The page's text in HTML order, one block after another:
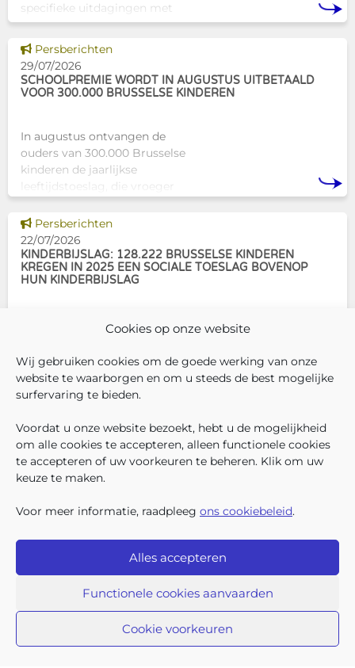
Cookies op onze website
Wij gebruiken cookies om de goede werking van onze
website te waarborgen en om u steeds de best mogelijke
surfervaring te bieden.
Voordat u onze website bezoekt, hebt u de mogelijkheid
om alle cookies te accepteren, alleen functionele cookies
te accepteren of uw voorkeuren te beheren. Klik om uw
keuze te maken.
Voor meer informatie, raadpleeg ons cookiebeleid.
Alles accepteren
Functionele cookies aanvaarden
Cookie voorkeuren
specifieke uitdagingen met
zich meebrengen voor zowel
professionals als naasten. In
Brussel biedt Atelier Tam-Tam
een concrete oplossing in
Dit nieuws tonen
Persberichten
29/07/2026
SCHOOLPREMIE WORDT IN AUGUSTUS UITBETAALD
VOOR 300.000 BRUSSELSE KINDEREN
In augustus ontvangen de
ouders van 300.000 Brusselse
kinderen de jaarlijkse
leeftijdstoeslag, die vroeger
schoolpremie. Deze financiële
ondersteuning helpt gezinnen
om de kosten
Dit nieuws tonen
Persberichten
22/07/2026
KINDERBIJSLAG: 128.222 BRUSSELSE KINDEREN
KREGEN IN 2025 EEN SOCIALE TOESLAG BOVENOP
HUN KINDERBIJSLAG
In december 2025 hadden
304.966 Brusselse kinderen
recht op kinderbijslag. Van hen
ontvingen 128.222 kinderen ook
een sociale toeslag boven op
komt overeen met 42,04% van
WIE ZIJN WIJ ?
WERKEN BIJ ONS
ALLE NIEUWSBERICHTEN
TRANSPARANTIE
CONTACTEER ONS
PERS
KLACHTEN
Iriscare • Belliardstraat 71 bus 2 • 1040 Brussel
Toegankelijkheids-verklaring
Bescherming van persoonsgegevens
Beding van afwijzing van aansprakelijkheid